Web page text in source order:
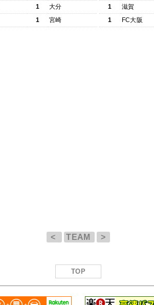
1
大分
1 宮崎
1
滋賀
1
FC大阪
< TEAM >
TOP